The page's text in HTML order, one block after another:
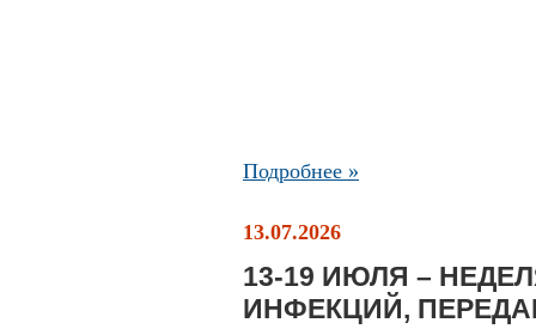
Подробнее »
13.07.2026
13-19 ИЮЛЯ –
ИНФЕКЦИЙ,